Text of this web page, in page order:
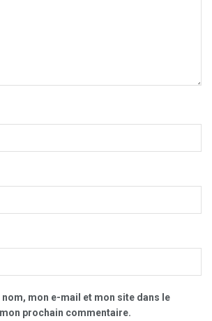
mon e-mail et mon site dans le
prochain commentaire.